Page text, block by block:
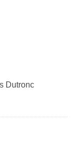
Dutronc